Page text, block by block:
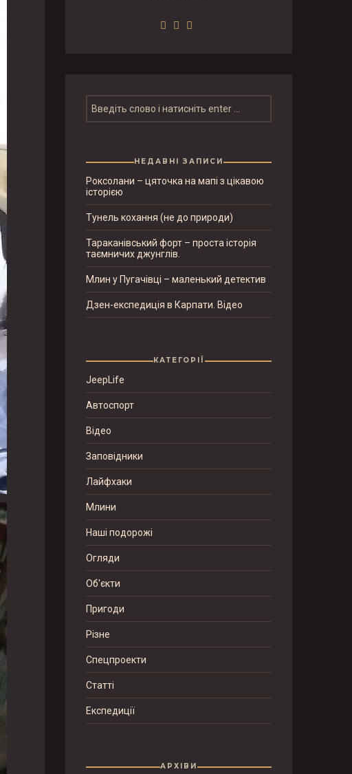
НЕДАВНІ ЗАПИСИ
Роксолани – цяточка на мапі з цікавою
історією
Тунель кохання (не до природи)
Тараканівський форт – проста історія
таємничих джунглів.
Млин у Пугачівці – маленький детектив
Дзен-експедиція в Карпати. Відео
КАТЕГОРІЇ
JeepLife
Автоспорт
Відео
Заповідники
Лайфхаки
Млини
Наші подорожі
Огляди
Об'єкти
Пригоди
Різне
Спецпроекти
Статті
Експедиції
АРХІВИ